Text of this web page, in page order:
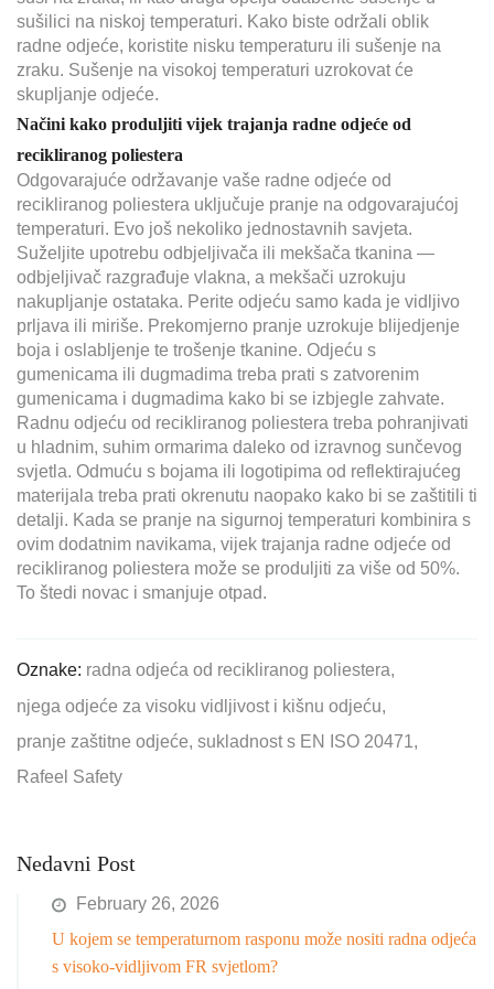
sušilici na niskoj temperaturi. Kako biste održali oblik
radne odjeće, koristite nisku temperaturu ili sušenje na
zraku. Sušenje na visokoj temperaturi uzrokovat će
skupljanje odjeće.
Načini kako produljiti vijek trajanja radne odjeće od
recikliranog poliestera
Odgovarajuće održavanje vaše radne odjeće od
recikliranog poliestera uključuje pranje na odgovarajućoj
temperaturi. Evo još nekoliko jednostavnih savjeta.
Suželjite upotrebu odbjeljivača ili mekšača tkanina —
odbjeljivač razgrađuje vlakna, a mekšači uzrokuju
nakupljanje ostataka. Perite odjeću samo kada je vidljivo
prljava ili miriše. Prekomjerno pranje uzrokuje blijedjenje
boja i oslabljenje te trošenje tkanine. Odjeću s
gumenicama ili dugmadima treba prati s zatvorenim
gumenicama i dugmadima kako bi se izbjegle zahvate.
Radnu odjeću od recikliranog poliestera treba pohranjivati
u hladnim, suhim ormarima daleko od izravnog sunčevog
svjetla. Odmuću s bojama ili logotipima od reflektirajućeg
materijala treba prati okrenutu naopako kako bi se zaštitili ti
detalji. Kada se pranje na sigurnoj temperaturi kombinira s
ovim dodatnim navikama, vijek trajanja radne odjeće od
recikliranog poliestera može se produljiti za više od 50%.
To štedi novac i smanjuje otpad.
Oznake: radna odjeća od recikliranog poliestera,
njega odjeće za visoku vidljivost i kišnu odjeću,
pranje zaštitne odjeće, sukladnost s EN ISO 20471,
Rafeel Safety
Nedavni Post
February 26, 2026
U kojem se temperaturnom rasponu može nositi radna odjeća
s visoko-vidljivom FR svjetlom?